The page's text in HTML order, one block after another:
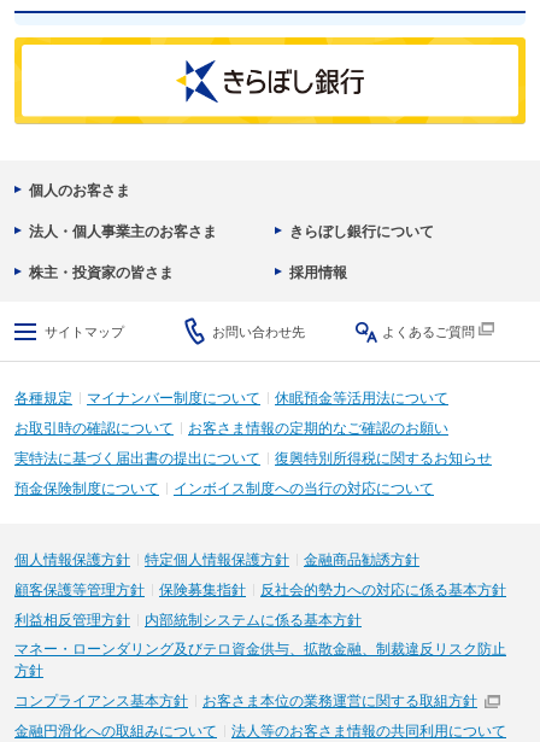
個人のお客さま
法人・個人事業主のお客さま きらぼし銀行について
株主・投資家の皆さま 採用情報
サイトマップ お問い合わせ先 よくあるご質問
各種規定 マイナンバー制度について
休眠預金等活用法について
お取引時の確認について
お客さま情報の定期的なご確認のお願い
実特法に基づく届出書の提出について
復興特別所得税に関するお知らせ
預金保険制度について
インボイス制度への当行の対応について
個人情報保護方針 特定個人情報保護方針
金融商品勧誘方針
顧客保護等管理方針
保険募集指針
反社会的勢力への対応に係る基本方針
利益相反管理方針
内部統制システムに係る基本方針
マネー・ローンダリング及びテロ資金供与、拡散金融、制裁違反リスク防止
方針
コンプライアンス基本方針
お客さま本位の業務運営に関する取組方針
金融円滑化への取組みについて
法人等のお客さま情報の共同利用について